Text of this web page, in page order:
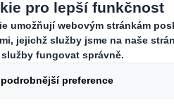
kvality,